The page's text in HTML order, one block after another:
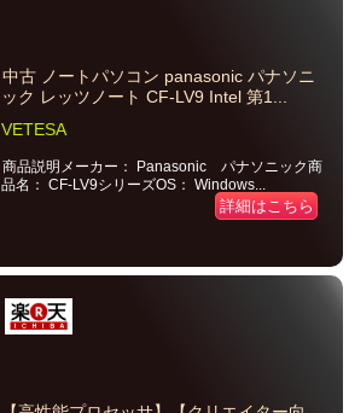
中古 ノートパソコン panasonic パナソニ
ック レッツノート CF-LV9 Intel 第1...
VETESA
商品説明メーカー： Panasonic パナソニック商
品名： CF-LV9シリーズOS： Windows...
詳細はこちら